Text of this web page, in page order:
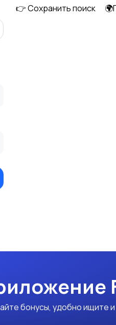
👉 Сохранить поиск
бонусы, удобно ищите